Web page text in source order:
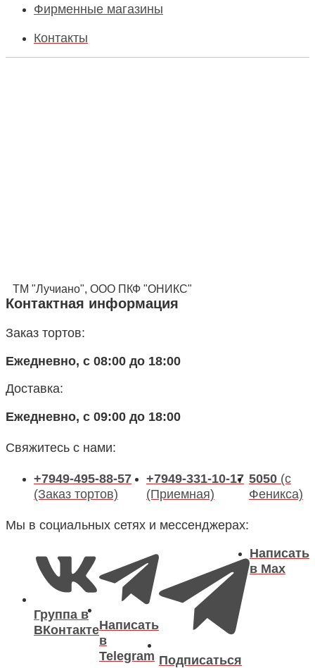
Фирменные магазины
Контакты
ТМ "Лучиано", ООО ПКФ "ОНИКС"
Контактная информация
Заказ тортов:
Ежедневно, с 08:00 до 18:00
Доставка:
Ежедневно, с 09:00 до 18:00
Свяжитесь с нами:
+7949-495-88-57
(Заказ тортов)
+7949-331-10-17
(Приемная)
5050 (с
Феникса)
Мы в социальных сетях и мессенджерах:
Группа в
ВКонтактеНаписать
в
Telegram Подписаться
Написать
в Max